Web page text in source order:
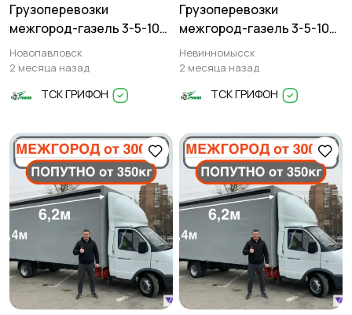
Грузоперевозки
межгород-газель 3-5-10
тонн
Новопавловск
2 месяца назад
ТСК ГРИФОН
Грузоперевозки
межгород-газель 3-5-10
тонн
Невинномысск
2 месяца назад
ТСК ГРИФОН